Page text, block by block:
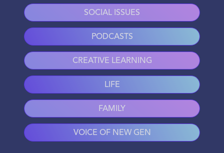
SOCIAL ISSUES
PODCASTS
CREATIVE LEARNING
LIFE
FAMILY
VOICE OF NEW GEN